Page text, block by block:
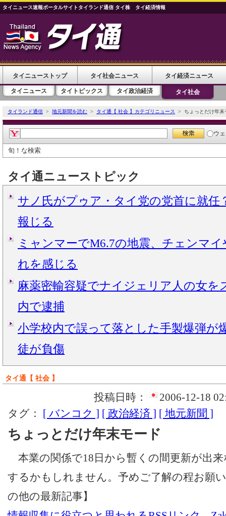
タイニュース速報ポータルサイトタイランド通信 タイ株 タイ経済情報
タイニューストップ タイ社会ニュース タイ経済ニュース
タイニュース タイトピックス タイ政治経済 タイ社会
タイランド通信 > 地元新聞を読む > タイ通【 社会 】カテゴリニュース > ちょっとだけ年末
ウ
旬！な検索
タイ通ニューストピック
サノ氏がプゥア・タイ党の党首に就
報じる
ミャンマーでM6.7の地震、チェンマ
れを感じる
麻薬密輸容疑でナイジェリア人の女を
内で逮捕
小学校内で誤って落とした手製爆弾が
徒が負傷
タイ通【 社会 】
投稿日時：
2006-12-18
タグ： [ バンコク ] [ 政治経済 ] [ 地元新聞 ]
ちょっとだけ年末モード
本業の関係で18日から暫くの間更新が出
するかもしれません。予めご了解の程お願
の他の最新記事】